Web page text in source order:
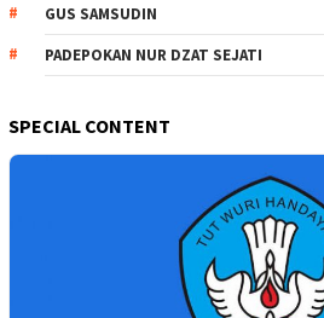
GUS SAMSUDIN
PADEPOKAN NUR DZAT SEJATI
SPECIAL CONTENT